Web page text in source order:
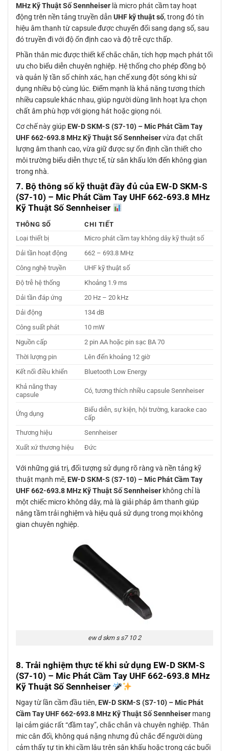
MHz Kỹ Thuật Số Sennheiser là micro phát cầm tay hoạt
động trên nền tảng truyền dẫn UHF kỹ thuật số, trong đó tín
hiệu âm thanh từ capsule được chuyển đổi sang dạng số, sau
đó truyền đi với độ ổn định cao và độ trễ cực thấp.
Phần thân mic được thiết kế chắc chắn, tích hợp mạch phát tối
ưu cho biểu diễn chuyên nghiệp. Hệ thống cho phép đồng bộ
và quản lý tần số chính xác, hạn chế xung đột sóng khi sử
dụng nhiều bộ cùng lúc. Điểm mạnh là khả năng tương thích
nhiều capsule khác nhau, giúp người dùng linh hoạt lựa chọn
chất âm phù hợp với giọng hát hoặc giọng nói.
Cơ chế này giúp EW-D SKM-S (S7-10) – Mic Phát Cầm Tay
UHF 662-693.8 MHz Kỹ Thuật Số Sennheiservừa đạt chất
lượng âm thanh cao, vừa giữ được sự ổn định cần thiết cho
môi trường biểu diễn thực tế, từ sân khấu lớn đến không gian
trong nhà.
7. Bộ thông số kỹ thuật đầy đủ của EW-D SKM-S
(S7-10) – Mic Phát Cầm Tay UHF 662-693.8 MHz
Kỹ Thuật Số Sennheiser
THÔNG SỐ
CHI TIẾT
Loại thiết bị
Micro phát cầm tay không dây kỹ thuật số
Dải tần hoạt động
662 – 693.8 MHz
Công nghệ truyền
UHF kỹ thuật số
Độ trễ hệ thống
Khoảng 1.9 ms
Dải tần đáp ứng
20 Hz – 20 kHz
Dải động
134 dB
Công suất phát
10 mW
Nguồn cấp
2 pin AA hoặc pin sạc BA 70
Thời lượng pin
Lên đến khoảng 12 giờ
Kết nối điều khiển
Bluetooth Low Energy
Khả năng thay
capsule
Có, tương thích nhiều capsule Sennheiser
Ứng dụng
Biểu diễn, sự kiện, hội trường, karaoke cao
cấp
Thương hiệu
Sennheiser
Xuất xứ thương hiệu
Đức
Với những giá trị, đối tượng sử dụng rõ ràng và nền tảng kỹ
thuật mạnh mẽ, EW-D SKM-S (S7-10) – Mic Phát Cầm Tay
UHF 662-693.8 MHz Kỹ Thuật Số Sennheiser không chỉ là
một chiếc micro không dây, mà là giải pháp âm thanh giúp
nâng tầm trải nghiệm và hiệu quả sử dụng trong mọi không
gian chuyên nghiệp.
ew d skm s s7 10 2
8. Trải nghiệm thực tế khi sử dụng EW-D SKM-S
(S7-10) – Mic Phát Cầm Tay UHF 662-693.8 MHz
Kỹ Thuật Số Sennheiser
Ngay từ lần cầm đầu tiên, EW-D SKM-S (S7-10) – Mic Phát
Cầm Tay UHF 662-693.8 MHz Kỹ Thuật Số Sennheiser mang
lại cảm giác rất “đầm tay”, chắc chắn và chuyên nghiệp. Thân
mic cân đối, không quá nặng nhưng đủ chắc để người dùng
cảm thấy tự tin khi cầm lâu trên sân khấu hoặc trong các buổi